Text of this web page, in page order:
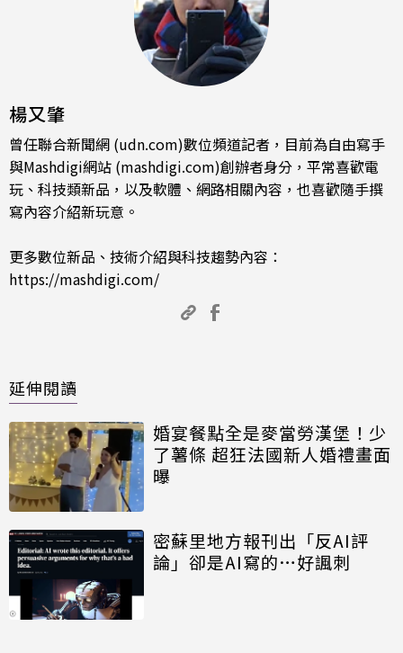
楊又肇
曾任聯合新聞網 (udn.com)數位頻道記者，目前為自由寫手
與Mashdigi網站 (mashdigi.com)創辦者身分，平常喜歡電
玩、科技類新品，以及軟體、網路相關內容，也喜歡隨手撰
寫內容介紹新玩意。
更多數位新品、技術介紹與科技趨勢內容：
https://mashdigi.com/
延伸閱讀
婚宴餐點全是麥當勞漢堡！少
了薯條 超狂法國新人婚禮畫面
曝
密蘇里地方報刊出「反AI評
論」卻是AI寫的…好諷刺